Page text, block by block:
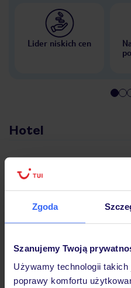
Zgoda
Szanujemy Twoją
Używamy technologii
poprawy komfortu
Lider niskich cen
Hotel
Opinie
Wyżywienie